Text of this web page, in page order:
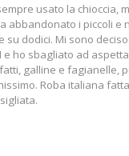
usato la chioccia,
abbandonato i piccoli e
su dodici. Mi sono
e ho sbagliato ad
galline e fagianelle,
Roba italiana